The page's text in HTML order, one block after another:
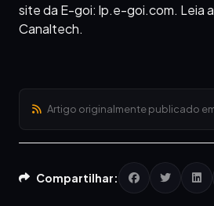
site da E-goi: lp.e-goi.com. Leia
Canaltech.
Artigo originalmente publicado
Compartilhar: